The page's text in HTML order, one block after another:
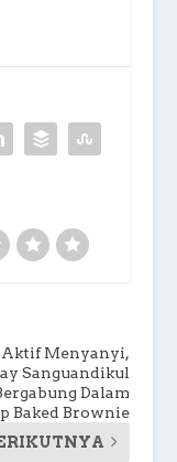
Menyanyi,
Sanguandikul
Dalam
Baked Brownie